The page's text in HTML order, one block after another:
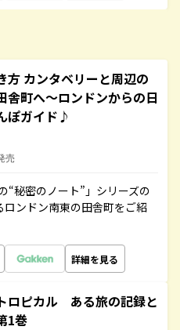
方 カンタベリーと周辺の
舎町へ～ロンドンからの日
ぽガイド♪
売
“秘密のノート”」シリーズの
ンドン南東の田舎町をご紹
詳細を見る
ロピカル ある旅の記録と
1巻